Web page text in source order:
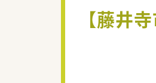
【藤井